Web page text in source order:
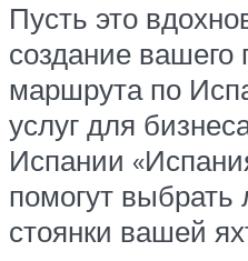
Пусть это
создание вашего
маршрута по
услуг для
Испании
помогут
стоянки вашей